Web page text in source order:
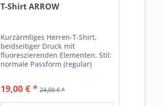
T-Shirt ARROW
Kurzärmliges Herren-T-Shirt,
beidseitiger Druck mit
fluoreszierenden Elementen. Stil:
normale Passform (regular)
fluoreszierende Teile Material:
100% Baumwolle
19,00 € * 24,00 € *